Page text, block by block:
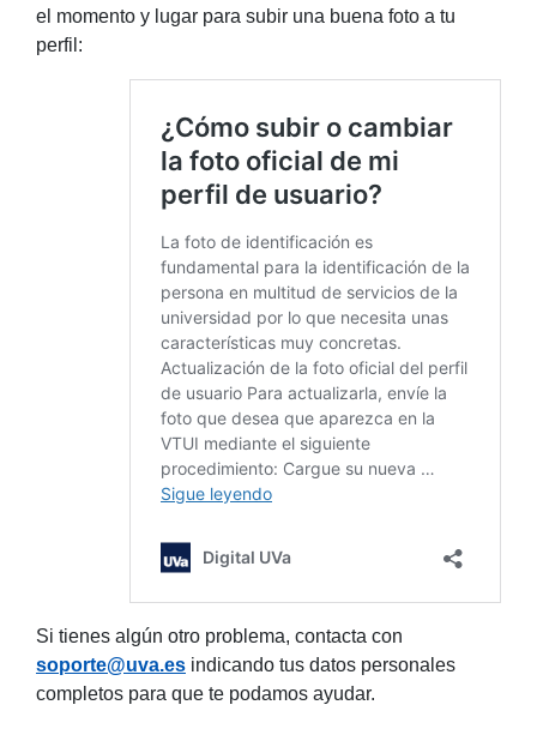
el momento y lugar para subir una buena foto a tu
perfil:
Si tienes algún otro problema, contacta con
soporte@uva.es indicando tus datos personales
completos para que te podamos ayudar.